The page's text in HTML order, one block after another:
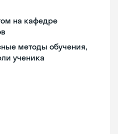
на кафедре
методы обучения,
ученика